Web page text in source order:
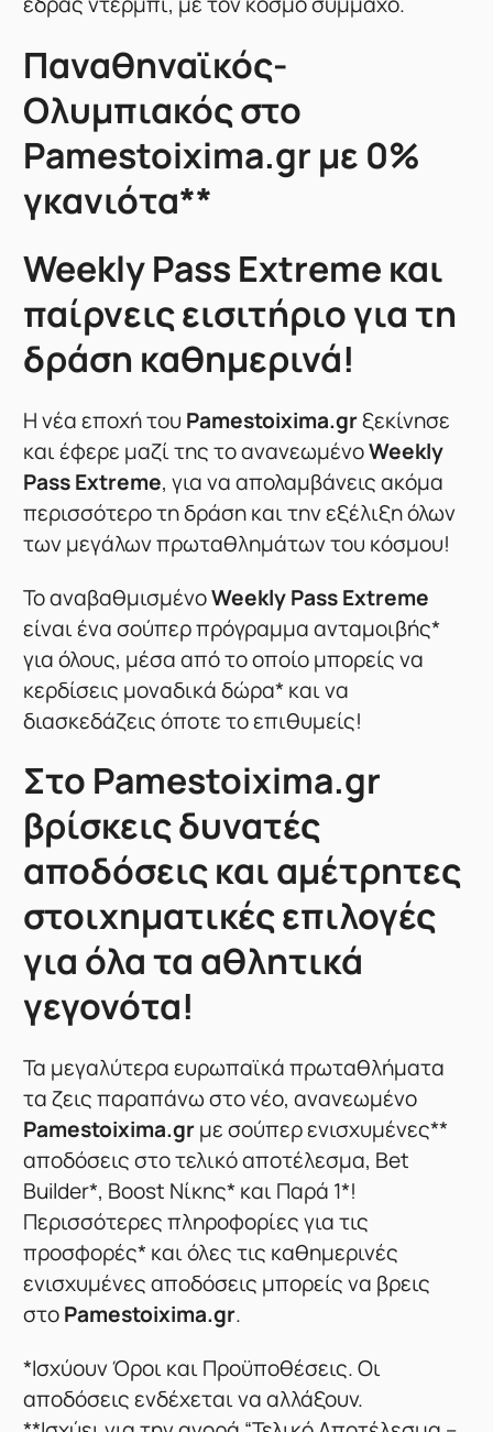
Παναθηναϊκός-
Ολυμπιακός στο
Pamestoixima.gr με 0%
γκανιότα**
Weekly Pass Extreme και
παίρνεις εισιτήριο για τη
δράση καθημερινά!
Η νέα εποχή του Pamestoixima.grξεκίνησε
και έφερε μαζί της το ανανεωμένοWeekly
Pass Extreme, για να απολαμβάνεις ακόμα
περισσότερο τη δράση και την εξέλιξη όλων
των μεγάλων πρωταθλημάτων του κόσμου!
Το αναβαθμισμένοWeekly Pass Extreme
είναι ένα σούπερ πρόγραμμα ανταμοιβής*
για όλους, μέσα από το οποίο μπορείς να
κερδίσεις μοναδικά δώρα* και να
διασκεδάζεις όποτε το επιθυμείς!
Στο Pamestoixima.gr
βρίσκεις δυνατές
αποδόσεις και αμέτρητες
στοιχηματικές επιλογές
για όλα τα αθλητικά
γεγονότα!
Τα μεγαλύτερα ευρωπαϊκά πρωταθλήματα
τα ζεις παραπάνω στο νέο, ανανεωμένο
Pamestoixima.grμε σούπερ ενισχυμένες**
αποδόσεις στο τελικό αποτέλεσμα, Bet
Builder*, Boost Νίκης* και Παρά 1*!
Περισσότερες πληροφορίες για τις
προσφορές* και όλες τις καθημερινές
ενισχυμένες αποδόσεις μπορείς να βρεις
στοPamestoixima.gr.
*Ισχύουν Όροι και Προϋποθέσεις. Οι
αποδόσεις ενδέχεται να αλλάξουν.